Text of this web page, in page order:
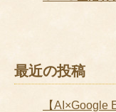
最近の投稿
【AI×Google